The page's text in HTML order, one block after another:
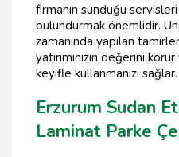
firmanın sunduğu
bulundurmak önemlidir.
zamanında yapılan
yatırımınızın değerini
keyifle kullanmanızı sağlar.
Erzurum Sudan
Laminat Parke